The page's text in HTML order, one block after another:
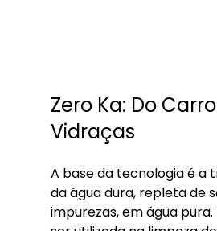
Zero Ka: Do
Vidraças
A base da tecnologia é a
da água dura, repleta de
impurezas, em água pura.